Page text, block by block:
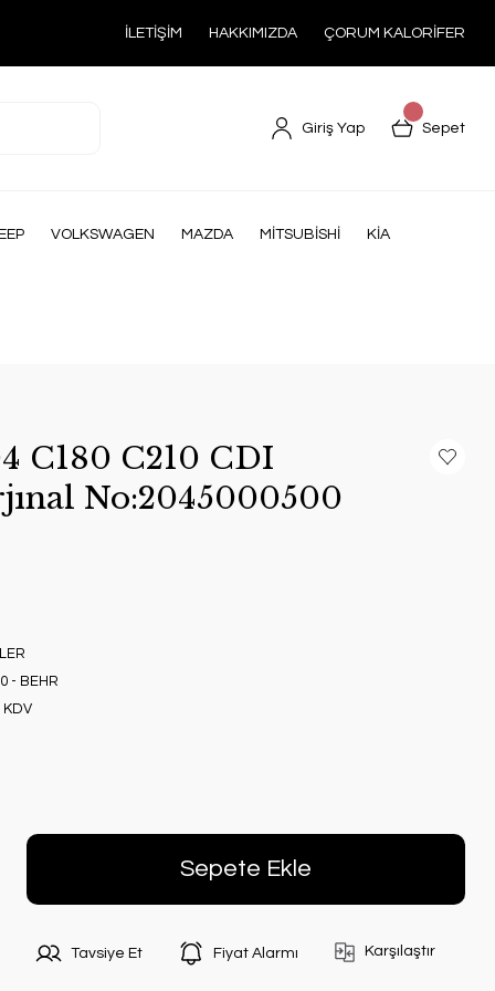
İLETİŞİM HAKKIMIZDA ÇORUM KALORİFER
Giriş Yap Sepet
VOLKSWAGEN MAZDA MİTSUBİSHİ KİA
C180 C210 CDI
No:2045000500
- BEHR
KDV
Sepete Ekle
Tavsiye Et Fiyat Alarmı Karşılaştır